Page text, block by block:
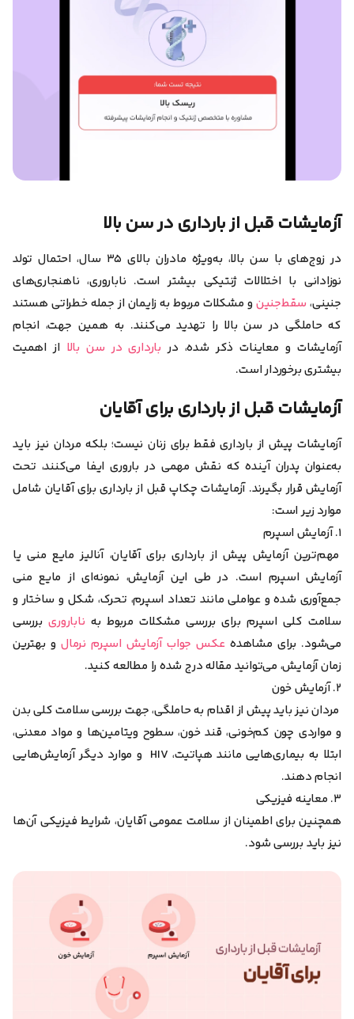
آزمایشات قبل از بارداری در سن بالا
در زوج‌های با سن بالا، به‌ویژه مادران بالای ۳۵ سال، احتمال تولد
نوزادانی با اختلالات ژنتیکی بیشتر است. ناباروری، ناهنجاری‌های
جنینی، سقط‌جنینو مشکلات مربوط به زایمان از جمله خطراتی هستند
که حاملگی در سن بالا را تهدید می‌کنند. به همین جهت، انجام
آزمایشات و معاینات ذکر شده، در بارداری در سن بالا از اهمیت
بیشتری برخوردار است.
آزمایشات قبل از بارداری برای آقایان
آزمایشات پیش از بارداری فقط برای زنان نیست؛ بلکه مردان نیز باید
به‌عنوان پدران آینده که نقش مهمی در باروری ایفا می‌کنند، تحت
آزمایش قرار بگیرند. آزمایشات چکاپ قبل از بارداری برای آقایان شامل
موارد زیر است:
۱. آزمایش اسپرم
مهم‌ترین آزمایش پیش از بارداری برای آقایان، آنالیز مایع منی یا
آزمایش اسپرم است. در طی این آزمایش، نمونه‌ای از مایع منی
جمع‌آوری شده و عواملی مانند تعداد اسپرم، تحرک، شکل و ساختار و
سلامت کلی اسپرم برای بررسی مشکلات مربوط به ناباروریبررسی
می‌شود. برای مشاهدهعکس جواب آزمایش اسپرم نرمال و بهترین
زمان آزمایش، می‌توانید مقاله درج شده را مطالعه کنید.
۲. آزمایش خون
مردان نیز باید پیش از اقدام به حاملگی، جهت بررسی سلامت کلی بدن
و مواردی چون کم‌خونی، قند خون، سطوح ویتامین‌ها و مواد معدنی،
ابتلا به بیماری‌هایی مانند هپاتیت، HIV و موارد دیگر آزمایش‌هایی
انجام دهند.
۳. معاینه فیزیکی
همچنین برای اطمینان از سلامت عمومی آقایان، شرایط فیزیکی آن‌ها
نیز باید بررسی شود.